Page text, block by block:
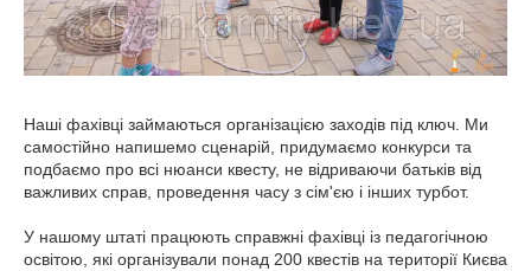
Наші фахівці займаються організацією заходів під ключ. Ми
самостійно напишемо сценарій, придумаємо конкурси та
подбаємо про всі нюанси квесту, не відриваючи батьків від
важливих справ, проведення часу з сім'єю і інших турбот.
У нашому штаті працюють справжні фахівці із педагогічною
освітою, які організували понад 200 квестів на території Києва